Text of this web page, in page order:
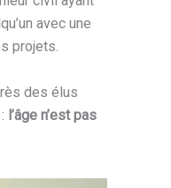
avec une
projets.
des élus
l’âge n’est pas